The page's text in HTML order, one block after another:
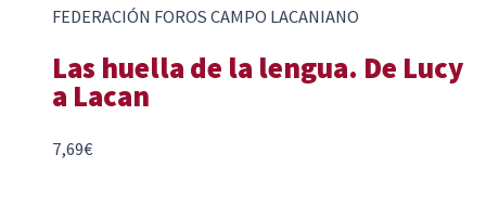
FEDERACIÓN FOROS CAMPO LACANIANO
Las huella de la lengua. De Lucy
a Lacan
7,69€